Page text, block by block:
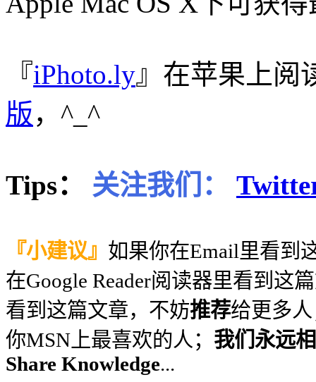
『iPhoto.ly』在苹果上阅
版，^_^
Tips： 关注我们：
『小建议』 如果你在Email里看到
在Google Reader阅读器里看到这
看到这篇文章，不妨推荐给更多
你MSN上最喜欢的人； 我们永远
Share Knowledge...